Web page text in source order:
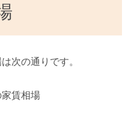
次の通りです。
賃相場